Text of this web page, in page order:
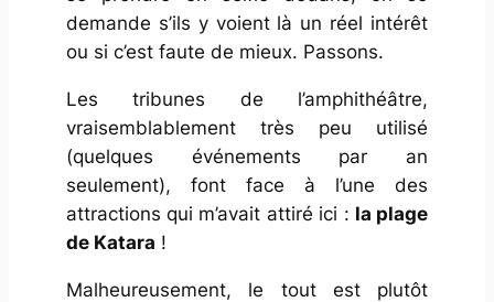
demande s’ils y voient là un réel intérêt
ou si c’est faute de mieux. Passons.
Les tribunes de l’amphithéâtre,
vraisemblablement très peu utilisé
(quelques événements par an
seulement), font face à l’une des
attractions qui m’avait attiré ici : la plage
de Katara !
Malheureusement, le tout est plutôt